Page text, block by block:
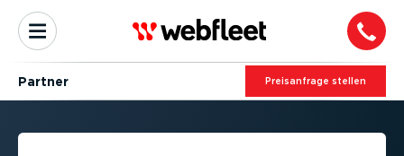
Partner Preis­an­frage stellen
WERDEN SIE INTEGRA­TI­